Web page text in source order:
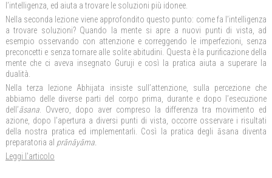
l’intelligenza, ed aiuta a trovare le soluzioni più idonee.
Nella seconda lezione viene approfondito questo punto: come fa l’intelligenza
a trovare soluzioni? Quando la mente si apre a nuovi punti di vista, ad
esempio osservando con attenzione e correggendo le imperfezioni, senza
preconcetti e senza tornare alle solite abitudini. Questa è la purificazione della
mente che ci aveva insegnato Guruji e così la pratica aiuta a superare la
dualità.
Nella terza lezione Abhijata insiste sull’attenzione, sulla percezione che
abbiamo delle diverse parti del corpo prima, durante e dopo l’esecuzione
dell’āsana. Ovvero, dopo aver compreso la differenza tra movimento ed
azione, dopo l’apertura a diversi punti di vista, occorre osservare i risultati
della nostra pratica ed implementarli. Così la pratica degli āsana diventa
preparatoria al prānāyāma.
Leggi l'articolo